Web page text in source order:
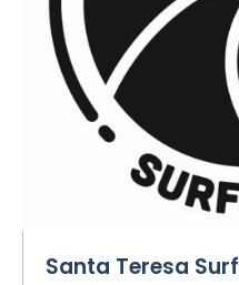
Santa Teresa Surf